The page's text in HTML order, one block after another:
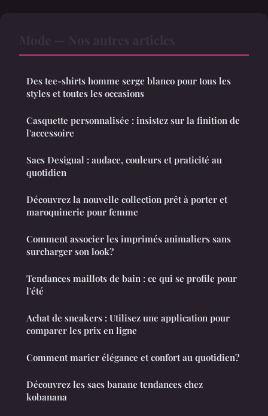
Des tee-shirts homme serge blanco pour tous les
styles et toutes les occasions
Casquette personnalisée : insistez sur la finition de
l'accessoire
Sacs Desigual : audace, couleurs et praticité au
quotidien
Découvrez la nouvelle collection prêt à porter et
maroquinerie pour femme
Comment associer les imprimés animaliers sans
surcharger son look?
Tendances maillots de bain : ce qui se profile pour
l'été
Achat de sneakers : Utilisez une application pour
comparer les prix en ligne
Comment marier élégance et confort au quotidien?
Découvrez les sacs banane tendances chez
kobanana